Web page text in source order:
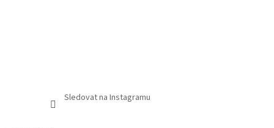
Sledovat na Instagramu